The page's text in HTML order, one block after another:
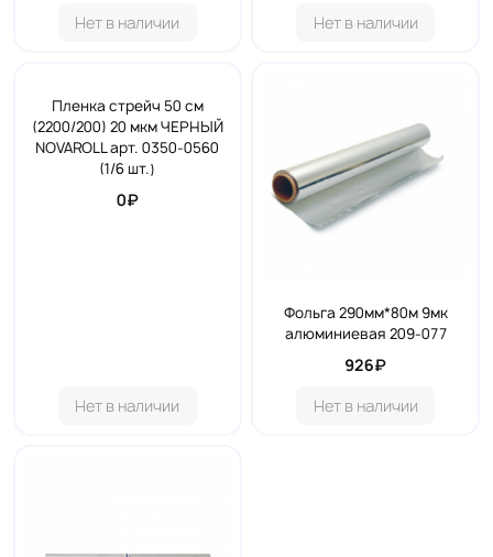
Нет в наличии
Нет в наличии
Пленка стрейч 50 см
(2200/200) 20 мкм ЧЕРНЫЙ
NOVAROLL арт. 0350-0560
(1/6 шт.)
0₽
Нет в наличии
Фольга 290мм*80м 9мк
алюминиевая 209-077
926₽
Нет в наличии